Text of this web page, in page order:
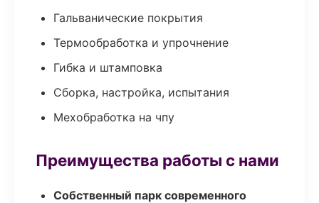
Гальванические покрытия
Термообработка и упрочнение
Гибка и штамповка
Сборка, настройка, испытания
Мехобработка на чпу
Преимущества работы с нами
Собственный парк современного